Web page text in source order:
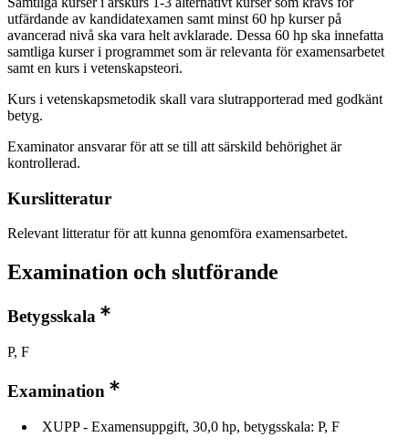
utfärdande av kandidatexamen samt minst 60 hp kurser på
avancerad nivå ska vara helt avklarade. Dessa 60 hp ska innefatta
samtliga kurser i programmet som är relevanta för examensarbetet
samt en kurs i vetenskapsteori.
Kurs i vetenskapsmetodik skall vara slutrapporterad med godkänt
betyg.
Examinator ansvarar för att se till att särskild behörighet är
kontrollerad.
Kurslitteratur
Relevant litteratur för att kunna genomföra examensarbetet.
Examination och slutförande
Betygsskala
P, F
Examination
XUPP - Examensuppgift, 30,0 hp, betygsskala: P, F